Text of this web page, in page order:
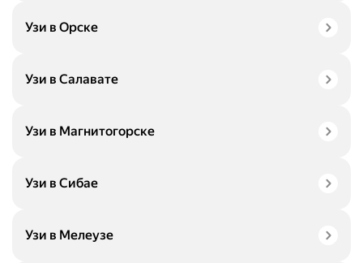
Узи в Орске
Узи в Салавате
Узи в Магнитогорске
Узи в Сибае
Узи в Мелеузе